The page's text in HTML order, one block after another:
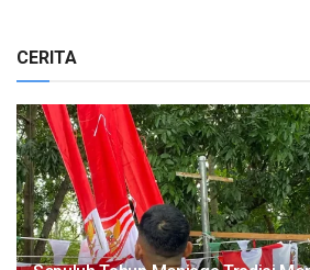
CERITA